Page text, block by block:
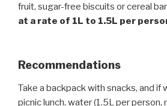
fruit, sugar-free biscuits or cereal
at a rate of 1L to 1.5L per
Recommendations
Take a backpack with snacks, and if
picnic lunch, water (1.5L per person,